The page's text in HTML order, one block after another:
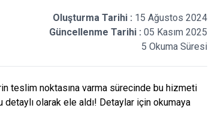
Oluşturma Tarihi : 15 Ağustos 2024
Güncellenme Tarihi : 05 Kasım 2025
5 Okuma Süresi
teslim noktasına varma sürecinde bu hizmeti
olarak ele aldı! Detaylar için okumaya